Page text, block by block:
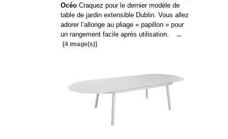
OcéoCraquez pour le dernier modèle de
table de jardin extensible Dublin. Vous allez
adorer l’allonge au pliage « papillon » pour
un rangement facile après utilisation.
...
[4 image(s)]